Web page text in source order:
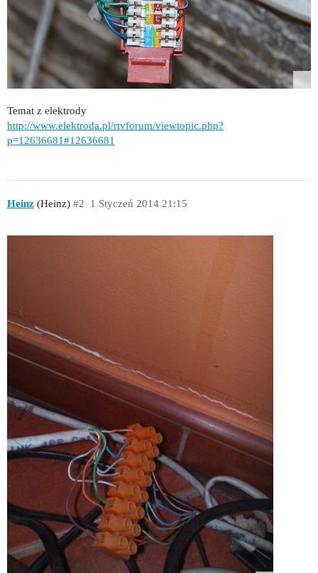
Temat z elektrody
http://www.elektroda.pl/rtvforum/viewtopic.php?
p=12636681#12636681
Heinz (Heinz) 1 Styczeń 2014 21:15
#2